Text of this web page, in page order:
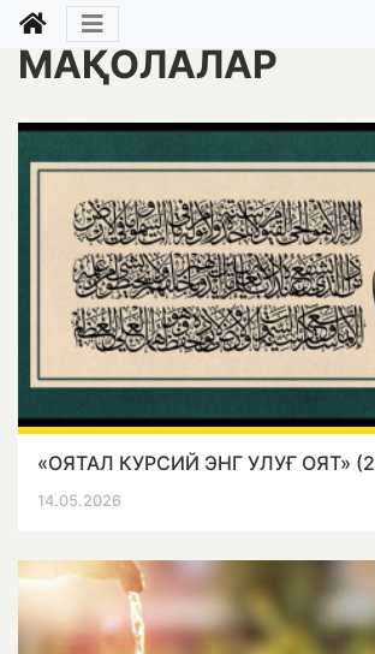
МАҚОЛАЛАР
«ОЯТАЛ КУРСИЙ ЭНГ УЛУҒ ОЯТ»
14.05.2026